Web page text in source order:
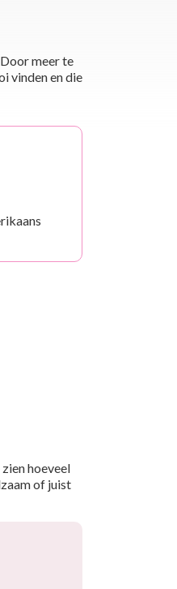
meer te
vinden en die
hoeveel
of juist